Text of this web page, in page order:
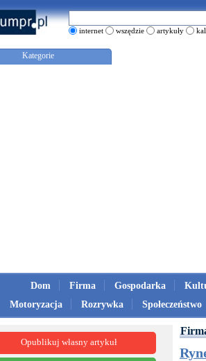
internet wszędzie artykuły
Kategorie
Dom Firma Gospodarka
Motoryzacja
Rozrywka Społeczeństwo
Opublikuj własny artykuł